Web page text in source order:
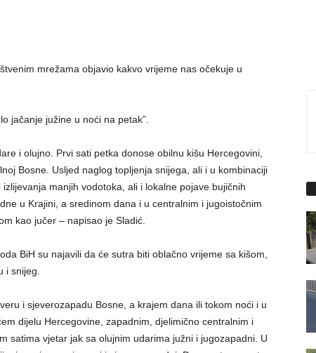
mrežama objavio kakvo vrijeme nas očekuje u
jačanje južine u noći na petak”.
i olujno. Prvi sati petka donose obilnu kišu Hercegovini,
Bosne. Usljed naglog topljenja snijega, ali i u kombinaciji
manjih vodotoka, ali i lokalne pojave bujičnih
u Krajini, a sredinom dana i u centralnim i jugoistočnim
kao jučer – napisao je Sladić.
BiH su najavili da će sutra biti oblačno vrijeme sa kišom,
i snijeg.
i sjeverozapadu Bosne, a krajem dana ili tokom noći i u
dijelu Hercegovine, zapadnim, djelimično centralnim i
satima vjetar jak sa olujnim udarima južni i jugozapadni. U